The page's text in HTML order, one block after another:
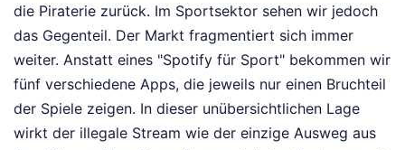
die Piraterie zurück. Im Sportsektor sehen wir jedoch
das Gegenteil. Der Markt fragmentiert sich immer
weiter. Anstatt eines "Spotify für Sport" bekommen wir
fünf verschiedene Apps, die jeweils nur einen Bruchteil
der Spiele zeigen. In dieser unübersichtlichen Lage
wirkt der illegale Stream wie der einzige Ausweg aus